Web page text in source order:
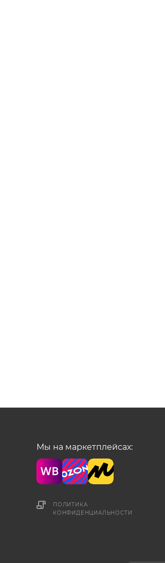
Мы на маркетплейсах:
ПОЛИТИКА
КОНФИДЕНЦИАЛЬНОСТИ